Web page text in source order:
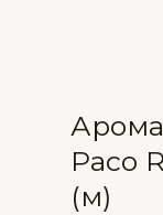
Paco
(м)